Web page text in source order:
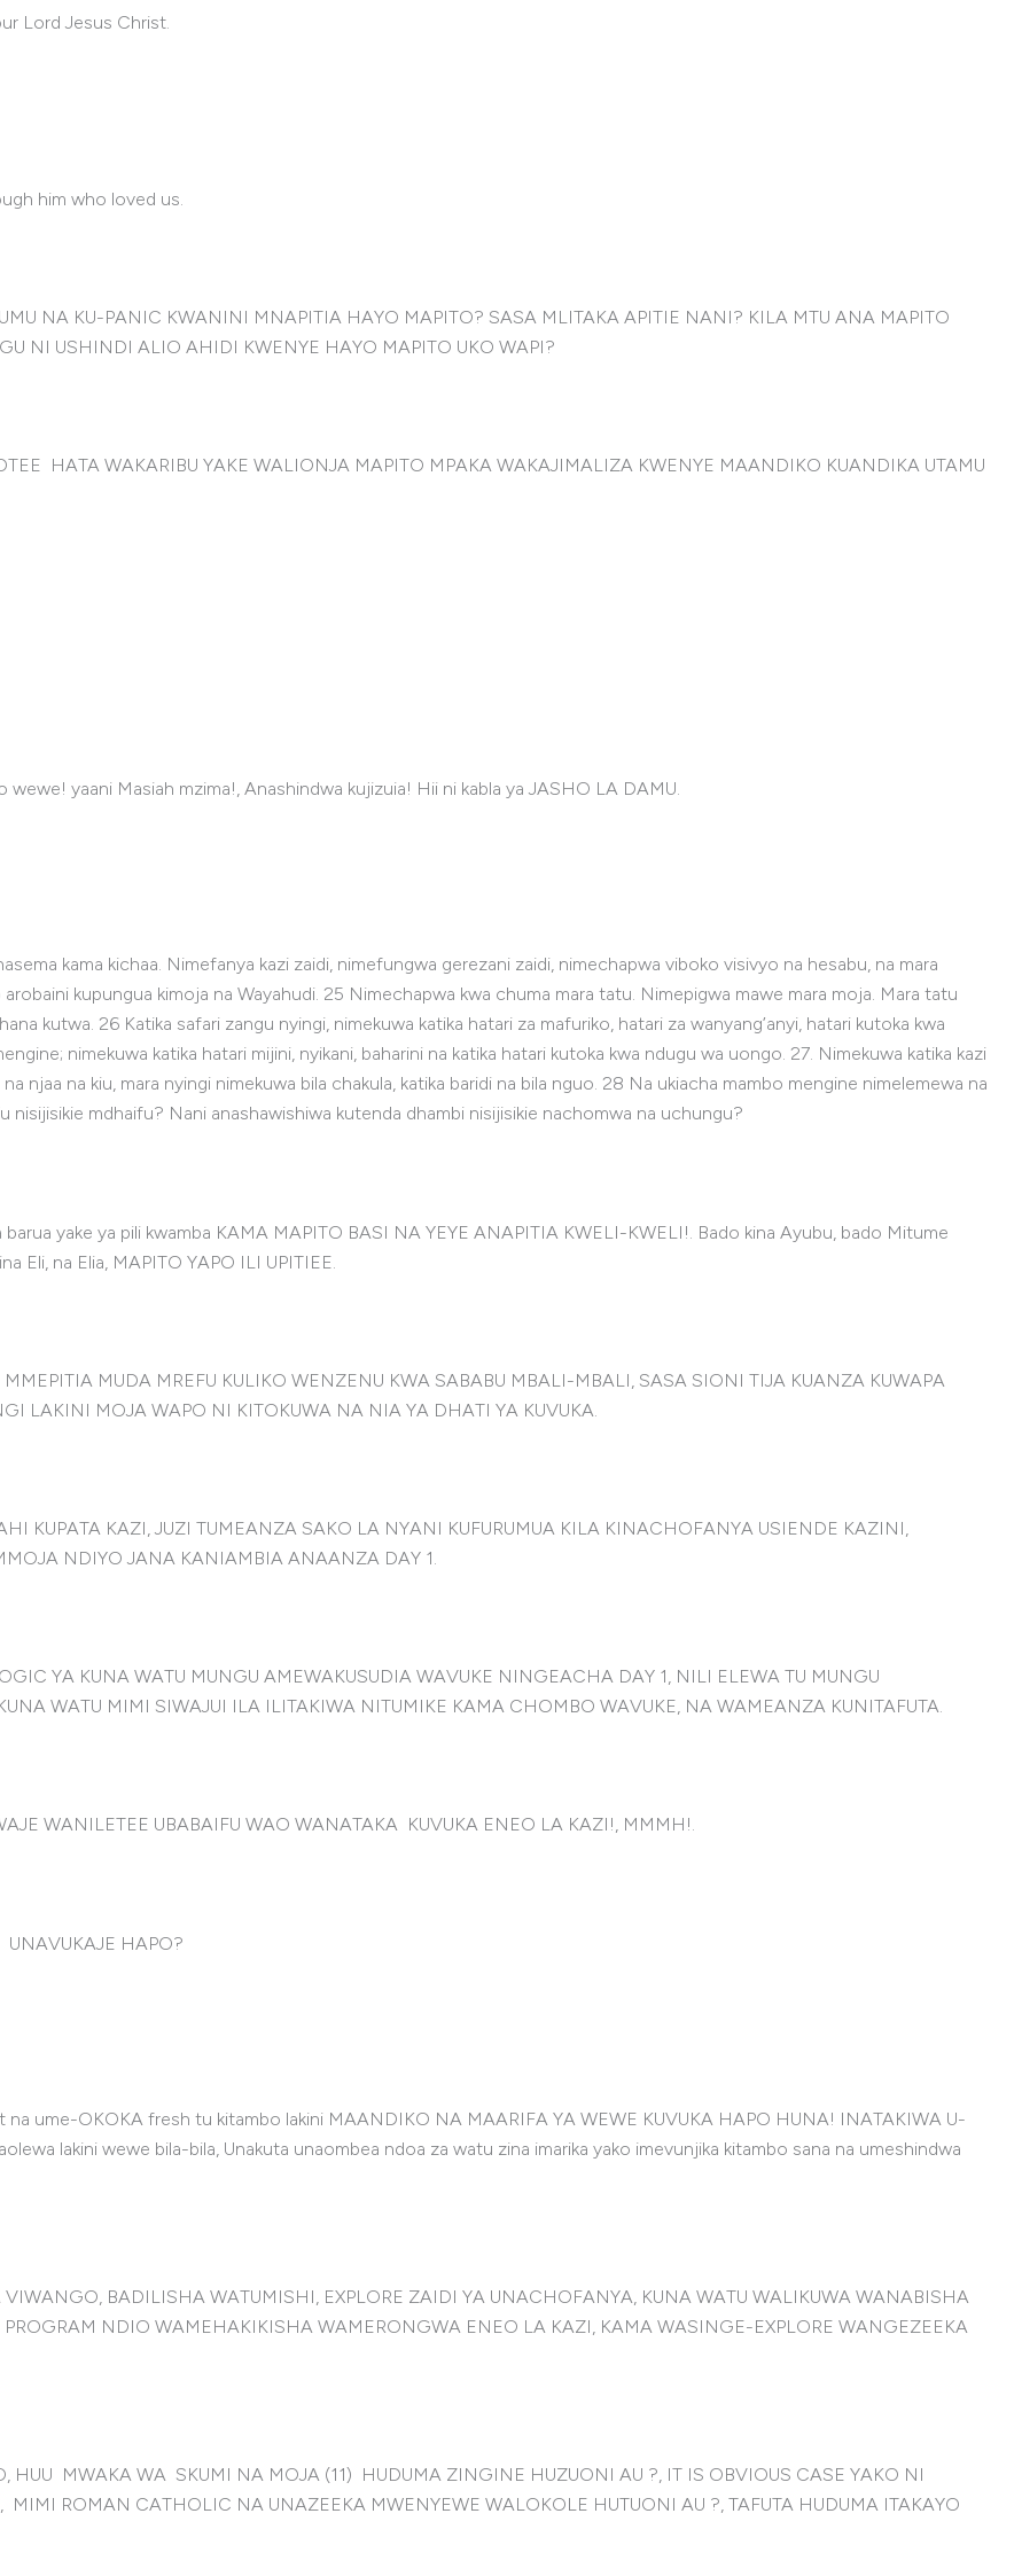
Lord Jesus Christ.
him who loved us.
NA KU-PANIC KWANINI MNAPITIA HAYO MAPITO? SASA MLITAKA APITIE NANI? KILA MTU ANA MAPITO
NI USHINDI ALIO AHIDI KWENYE HAYO MAPITO UKO WAPI?
HATA WAKARIBU YAKE WALIONJA MAPITO MPAKA WAKAJIMALIZA KWENYE MAANDIKO KUANDIKA UTAMU
yaani Masiah mzima!, Anashindwa kujizuia! Hii ni kabla ya JASHO LA DAMU.
kama kichaa. Nimefanya kazi zaidi, nimefungwa gerezani zaidi, nimechapwa viboko visivyo na hesabu, na mara
kupungua kimoja na Wayahudi. 25 Nimechapwa kwa chuma mara tatu. Nimepigwa mawe mara moja. Mara tatu
kutwa. 26 Katika safari zangu nyingi, nimekuwa katika hatari za mafuriko, hatari za wanyang’anyi, hatari kutoka kwa
nimekuwa katika hatari mijini, nyikani, baharini na katika hatari kutoka kwa ndugu wa uongo. 27. Nimekuwa katika kazi
njaa na kiu, mara nyingi nimekuwa bila chakula, katika baridi na bila nguo. 28 Na ukiacha mambo mengine nimelemewa na
nisijisikie mdhaifu? Nani anashawishiwa kutenda dhambi nisijisikie nachomwa na uchungu?
yake ya pili kwamba KAMA MAPITO BASI NA YEYE ANAPITIA KWELI-KWELI!. Bado kina Ayubu, bado Mitume
Eli, na Elia, MAPITO YAPO ILI UPITIEE.
MUDA MREFU KULIKO WENZENU KWA SABABU MBALI-MBALI, SASA SIONI TIJA KUANZA KUWAPA
LAKINI MOJA WAPO NI KITOKUWA NA NIA YA DHATI YA KUVUKA.
KUPATA KAZI, JUZI TUMEANZA SAKO LA NYANI KUFURUMUA KILA KINACHOFANYA USIENDE KAZINI,
NDIYO JANA KANIAMBIA ANAANZA DAY 1.
YA KUNA WATU MUNGU AMEWAKUSUDIA WAVUKE NINGEACHA DAY 1, NILI ELEWA TU MUNGU
WATU MIMI SIWAJUI ILA ILITAKIWA NITUMIKE KAMA CHOMBO WAVUKE, NA WAMEANZA KUNITAFUTA.
WANILETEE UBABAIFU WAO WANATAKA KUVUKA ENEO LA KAZI!, MMMH!.
UNAVUKAJE HAPO?
ume-OKOKA fresh tu kitambo lakini MAANDIKO NA MAARIFA YA WEWE KUVUKA HAPO HUNA! INATAKIWA U-
lakini wewe bila-bila, Unakuta unaombea ndoa za watu zina imarika yako imevunjika kitambo sana na umeshindwa
BADILISHA WATUMISHI, EXPLORE ZAIDI YA UNACHOFANYA, KUNA WATU WALIKUWA WANABISHA
NDIO WAMEHAKIKISHA WAMERONGWA ENEO LA KAZI, KAMA WASINGE-EXPLORE WANGEZEEKA
MWAKA WA SKUMI NA MOJA (11) HUDUMA ZINGINE HUZUONI AU ?, IT IS OBVIOUS CASE YAKO NI
ROMAN CATHOLIC NA UNAZEEKA MWENYEWE WALOKOLE HUTUONI AU ?, TAFUTA HUDUMA ITAKAYO